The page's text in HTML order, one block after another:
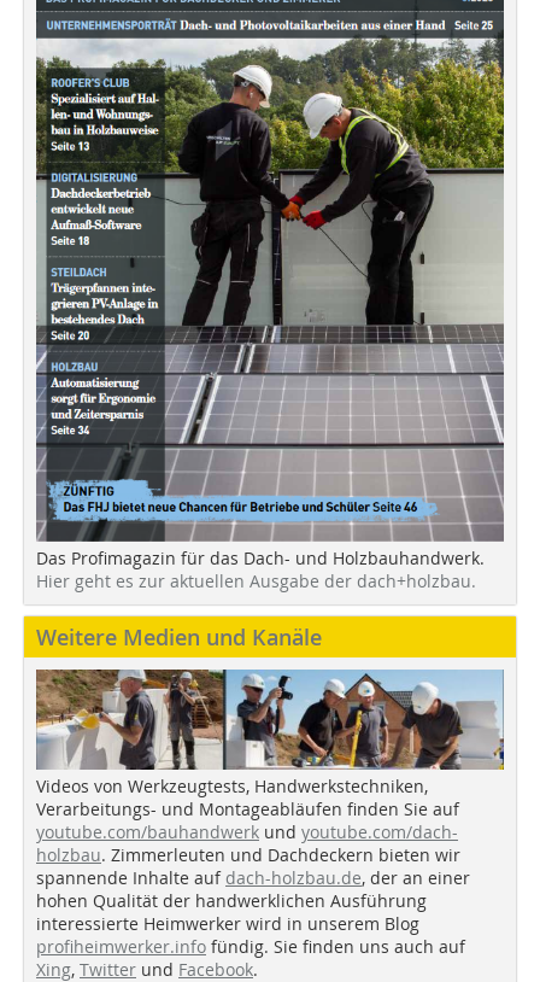
Das Profimagazin für das Dach- und Holzbauhandwerk.
Hier geht es zur aktuellen Ausgabe der dach+holzbau.
Weitere Medien und Kanäle
Videos von Werkzeugtests, Handwerkstechniken,
Verarbeitungs- und Montageabläufen finden Sie auf
youtube.com/bauhandwerk und youtube.com/dach-
holzbau. Zimmerleuten und Dachdeckern bieten wir
spannende Inhalte auf dach-holzbau.de, der an einer
hohen Qualität der handwerklichen Ausführung
interessierte Heimwerker wird in unserem Blog
profiheimwerker.info fündig. Sie finden uns auch auf
Xing, Twitter und Facebook.